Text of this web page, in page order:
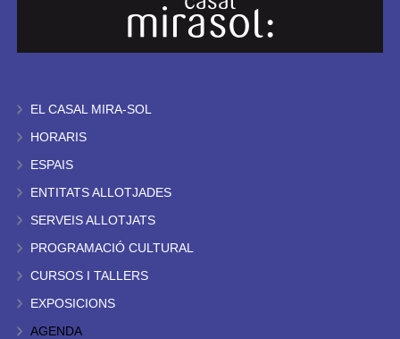
EL CASAL MIRA-SOL
HORARIS
ESPAIS
ENTITATS ALLOTJADES
SERVEIS ALLOTJATS
PROGRAMACIÓ CULTURAL
CURSOS I TALLERS
EXPOSICIONS
AGENDA